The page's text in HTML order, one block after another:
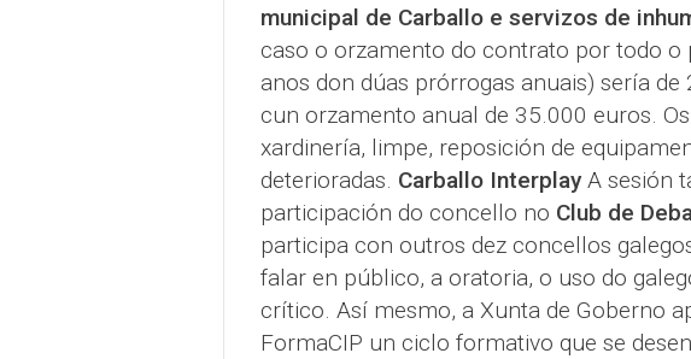
municipal de Carballo e servizos de
caso o orzamento do contrato por todo o
anos don dúas prórrogas anuais) sería
cun orzamento anual de 35.000 euros.
xardinería, limpe, reposición de
deterioradas. Carballo InterplayA sesión
participación do concello no Club de
participa con outros dez concellos
falar en público, a oratoria, o uso do
crítico. Así mesmo, a Xunta de Goberno
FormaCIP un ciclo formativo que se